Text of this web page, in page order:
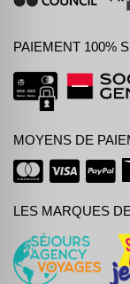
PAIEMENT 100%
MOYENS DE
LES MARQUES